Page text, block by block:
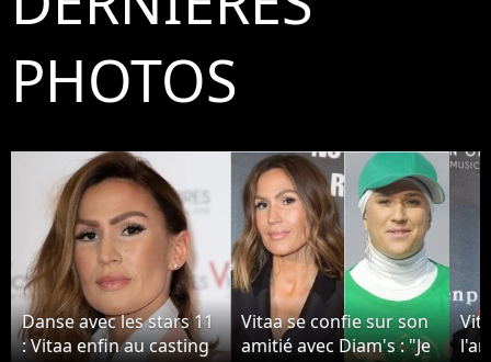
PHOTOS
Danse avec les stars 11
: Vitaa enfin au casting
Vitaa se confie sur son
amitié avec Diam's : "Je